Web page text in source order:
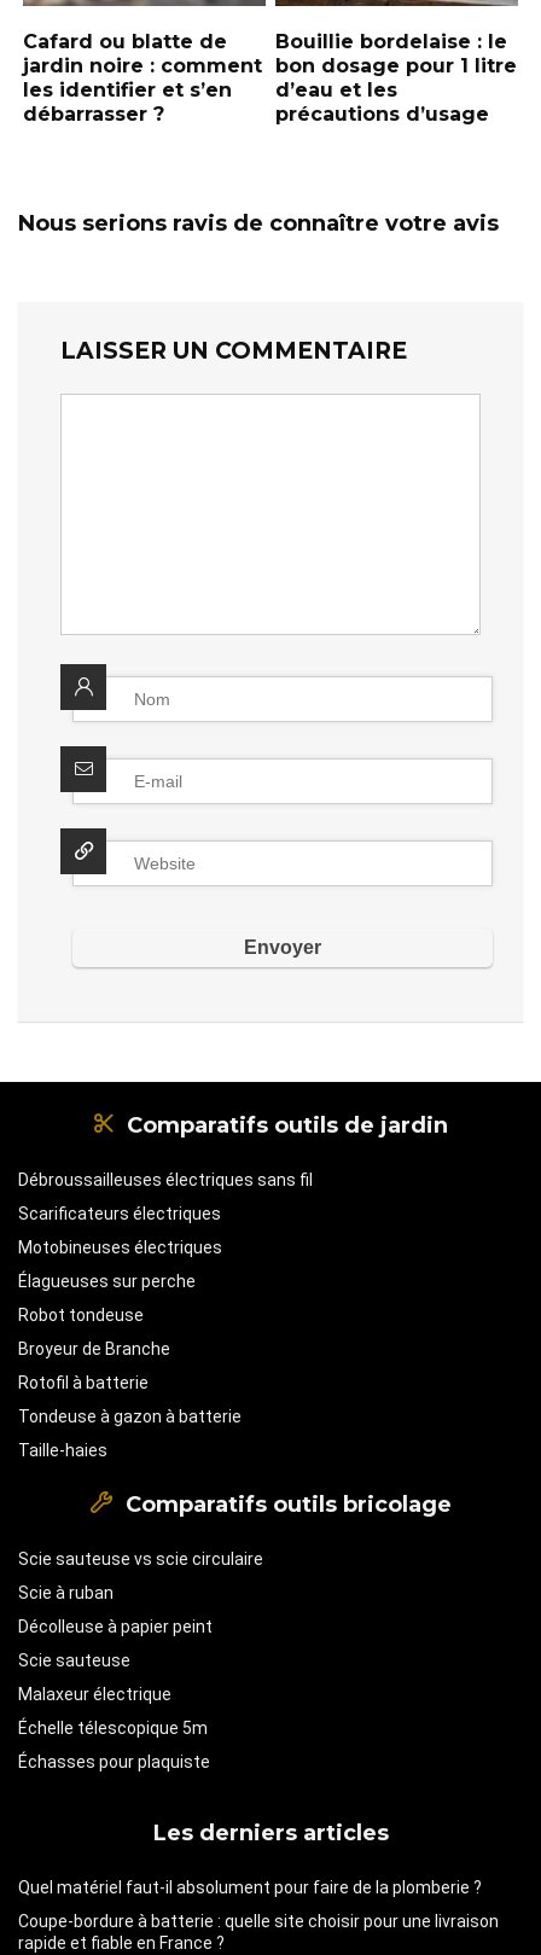
Cafard ou blatte de
jardin noire : comment
les identifier et s’en
débarrasser ?
Bouillie bordelaise : le
bon dosage pour 1 litre
d’eau et les
précautions d’usage
Nous serions ravis de connaître votre avis
LAISSER UN COMMENTAIRE
Comparatifs outils de jardin
Débroussailleuses électriques sans fil
Scarificateurs électriques
Motobineuses électriques
Élagueuses sur perche
Robot tondeuse
Broyeur de Branche
Rotofil à batterie
Tondeuse à gazon à batterie
Taille-haies
Comparatifs outils bricolage
Scie sauteuse vs scie circulaire
Scie à ruban
Décolleuse à papier peint
Scie sauteuse
Malaxeur électrique
Échelle télescopique 5m
Échasses pour plaquiste
Les derniers articles
Quel matériel faut-il absolument pour faire de la plomberie ?
Coupe-bordure à batterie : quelle site choisir pour une livraison
rapide et fiable en France ?